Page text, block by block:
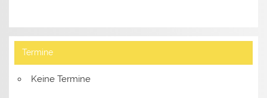
Termine
Keine Termine